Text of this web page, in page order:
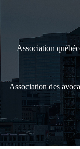
Association
Association des